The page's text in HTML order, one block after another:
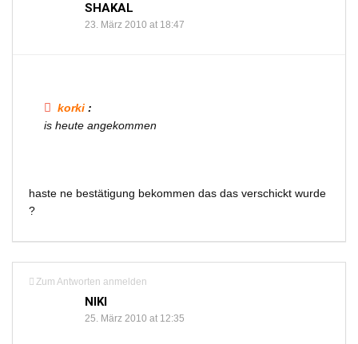
SHAKAL
23. März 2010 at 18:47
korki:
is heute angekommen
haste ne bestätigung bekommen das das verschickt wurde
?
Zum Antworten anmelden
NIKI
25. März 2010 at 12:35